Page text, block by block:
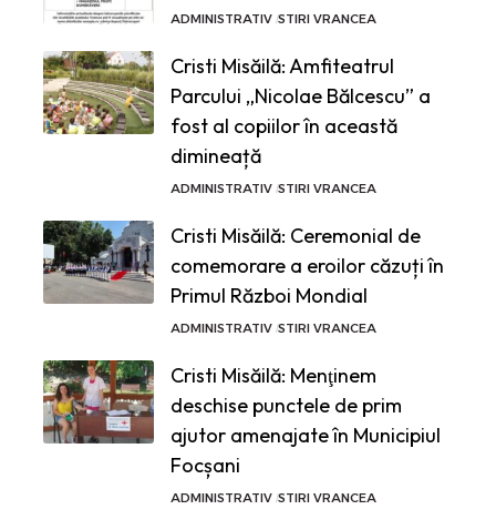
ADMINISTRATIV STIRI VRANCEA
Cristi Misăilă: Amfiteatrul
Parcului „Nicolae Bălcescu” a
fost al copiilor în această
dimineață
ADMINISTRATIV STIRI VRANCEA
Cristi Misăilă: Ceremonial de
comemorare a eroilor căzuți în
Primul Război Mondial
ADMINISTRATIV STIRI VRANCEA
Cristi Misăilă: Menţinem
deschise punctele de prim
ajutor amenajate în Municipiul
Focșani
ADMINISTRATIV STIRI VRANCEA